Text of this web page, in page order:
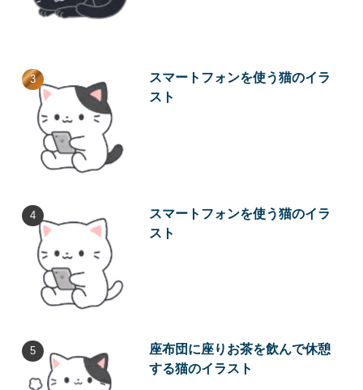
スマートフォンを使う猫のイラ
スト
スマートフォンを使う猫のイラ
スト
座布団に座りお茶を飲んで休憩
する猫のイラスト